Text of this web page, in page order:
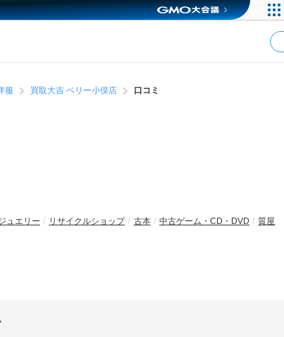
服 買取大吉 ベリー小俣店 口コミ
ュエリー リサイクルショップ 古本 中古ゲーム・CD・DVD 質屋